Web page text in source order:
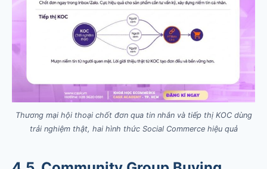
Thương mại hội thoại chốt đơn qua tin nhắn và tiếp thị KOC dùng
trải nghiệm thật, hai hình thức Social Commerce hiệu quả